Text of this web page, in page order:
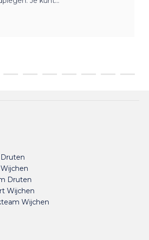
Druten
Wijchen
Wijchen